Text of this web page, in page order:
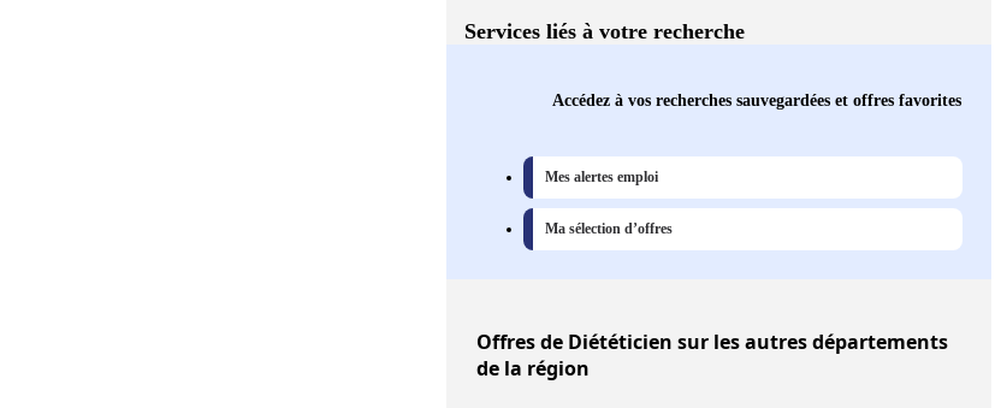
Services liés à votre recherche
Accédez à vos recherches sauvegardées et offres favorites
Mes alertes emploi
Ma sélection d’offres
Offresde Diététicien sur les autres départements
de la région